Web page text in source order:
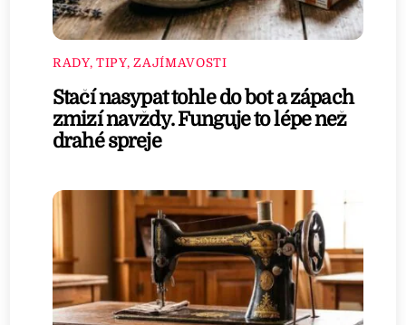
RADY, TIPY, ZAJÍMAVOSTI
Stačí nasypat tohle do bot a zápach
zmizí navždy. Funguje to lépe než
drahé spreje